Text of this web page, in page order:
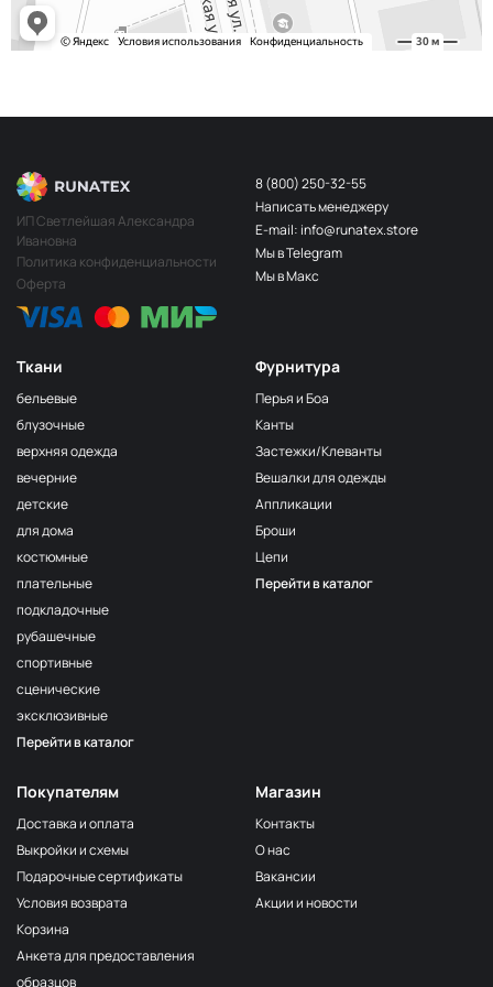
Ткани
бельевые
блузочные
верхняя одежда
вечерние
детские
для дома
костюмные
плательные
подкладочные
рубашечные
спортивные
сценические
эксклюзивные
Перейти в каталог
Фурнитура
Перья и Боа
Канты
Застежки/Клеванты
Вешалки для одежды
Аппликации
Броши
Цепи
Перейти в каталог
Покупателям
Доставка и оплата
Выкройки и схемы
Подарочные сертификаты
Условия возврата
Корзина
Анкета для предоставления
образцов
Магазин
Контакты
О нас
Вакансии
Акции и новости
ИП Светлейшая Александра
Ивановна
Политика конфиденциальности
Оферта
8 (800) 250-32-55
Написать менеджеру
E-mail: info@runatex.store
Мы в Telegram
Мы в Макс